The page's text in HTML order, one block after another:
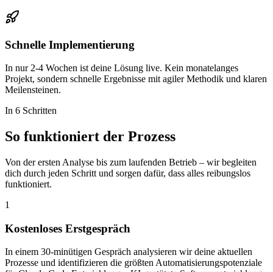
Schnelle Implementierung
In nur 2-4 Wochen ist deine Lösung live. Kein monatelanges
Projekt, sondern schnelle Ergebnisse mit agiler Methodik und klaren
Meilensteinen.
In 6 Schritten
So funktioniert der Prozess
Von der ersten Analyse bis zum laufenden Betrieb – wir begleiten
dich durch jeden Schritt und sorgen dafür, dass alles reibungslos
funktioniert.
1
Kostenloses Erstgespräch
In einem 30-minütigen Gespräch analysieren wir deine aktuellen
Prozesse und identifizieren die größten Automatisierungspotenziale